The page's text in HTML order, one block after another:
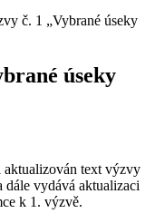
č. 1 „Vybrané úseky
úseky
aktualizován text výzvy
vydává aktualizaci
k 1. výzvě.